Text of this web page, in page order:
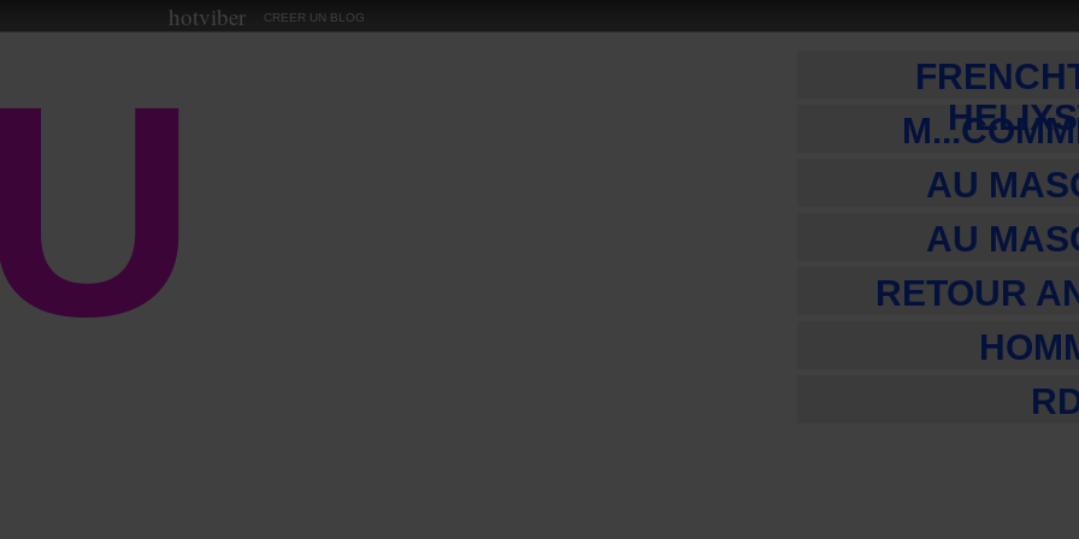
AU
AU
RETOUR
hotviber CREER UN BLOG